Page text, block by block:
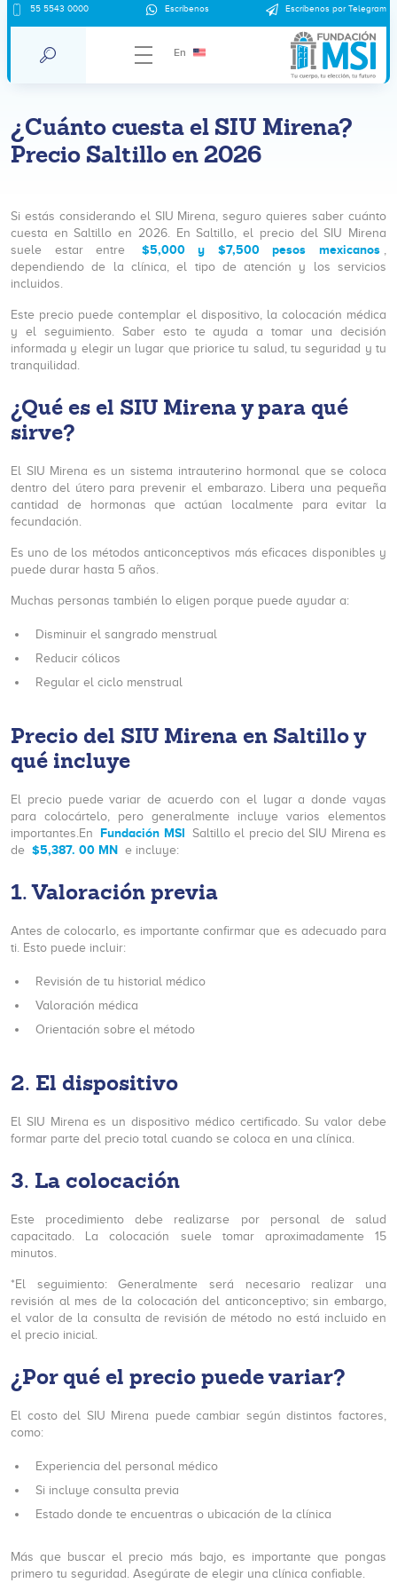
55 5543 0000 Escríbenos Escríbenos por Telegram
En
¿Cuánto cuesta el SIU Mirena?
Precio Saltillo en 2026
Si estás considerando el SIU Mirena, seguro quieres saber cuánto
cuesta en Saltillo en 2026. En Saltillo, el precio del SIU Mirena
suele estar entre
$5,000 y $7,500 pesos mexicanos ,
dependiendo de la clínica, el tipo de atención y los servicios
incluidos.
Este precio puede contemplar el dispositivo, la colocación médica
y el seguimiento. Saber esto te ayuda a tomar una decisión
informada y elegir un lugar que priorice tu salud, tu seguridad y tu
tranquilidad.
¿Qué es el SIU Mirena y para qué
sirve?
El SIU Mirena es un sistema intrauterino hormonal que se coloca
dentro del útero para prevenir el embarazo. Libera una pequeña
cantidad de hormonas que actúan localmente para evitar la
fecundación.
Es uno de los métodos anticonceptivos más eficaces disponibles y
puede durar hasta 5 años.
Muchas personas también lo eligen porque puede ayudar a:
Disminuir el sangrado menstrual
Reducir cólicos
Regular el ciclo menstrual
Precio del SIU Mirena en Saltillo y
qué incluye
El precio puede variar de acuerdo con el lugar a donde vayas
para colocártelo, pero generalmente incluye varios elementos
importantes.En
Fundación MSI Saltillo el precio del SIU Mirena es
de $5,387. 00 MN e incluye:
1. Valoración previa
Antes de colocarlo, es importante confirmar que es adecuado para
ti. Esto puede incluir:
Revisión de tu historial médico
Valoración médica
Orientación sobre el método
2. El dispositivo
El SIU Mirena es un dispositivo médico certificado. Su valor debe
formar parte del precio total cuando se coloca en una clínica.
3. La colocación
Este procedimiento debe realizarse por personal de salud
capacitado. La colocación suele tomar aproximadamente 15
minutos.
*El seguimiento: Generalmente será necesario realizar una
revisión al mes de la colocación del anticonceptivo; sin embargo,
el valor de la consulta de revisión de método no está incluido en
el precio inicial.
¿Por qué el precio puede variar?
El costo del SIU Mirena puede cambiar según distintos factores,
como:
Experiencia del personal médico
Si incluye consulta previa
Estado donde te encuentras o ubicación de la clínica
Más que buscar el precio más bajo, es importante que pongas
primero tu seguridad. Asegúrate de elegir una clínica confiable.